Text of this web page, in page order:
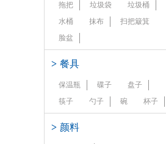
拖把 垃圾袋
垃圾桶
水桶
抹布
扫把簸箕
脸盆
> 餐具
保温瓶 碟子
盘子
筷子
勺子 碗 杯子
> 颜料